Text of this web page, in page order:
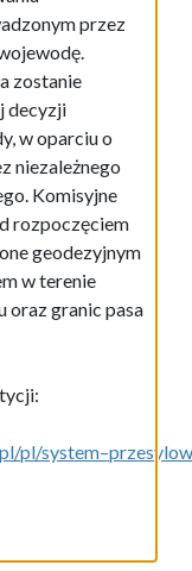
przez
ojewodę.
zostanie
decyzji
woparciu o
niezależnego
Komisyjne
rozpoczęciem
geodezyjnym
w terenie
orazgranic pasa
:
pl/system–